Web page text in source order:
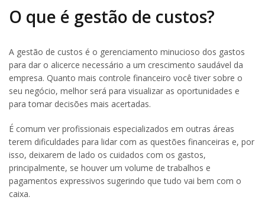
O que é gestão de custos?
A gestão de custos é o gerenciamento minucioso dos gastos
para dar o alicerce necessário a um crescimento saudável da
empresa. Quanto mais controle financeiro você tiver sobre o
seu negócio, melhor será para visualizar as oportunidades e
para tomar decisões mais acertadas.
É comum ver profissionais especializados em outras áreas
terem dificuldades para lidar com as questões financeiras e, por
isso, deixarem de lado os cuidados com os gastos,
principalmente, se houver um volume de trabalhos e
pagamentos expressivos sugerindo que tudo vai bem com o
caixa.